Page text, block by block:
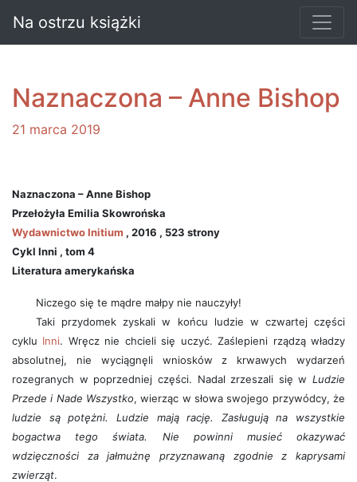
Na ostrzu książki
Naznaczona – Anne Bishop
21 marca 2019
Naznaczona – Anne Bishop
Przełożyła Emilia Skowrońska
Wydawnictwo Initium , 2016 , 523 strony
Cykl Inni , tom 4
Literatura amerykańska
Niczego się te mądre małpy nie nauczyły!
Taki przydomek zyskali w końcu ludzie w czwartej części
cyklu Inni. Wręcz nie chcieli się uczyć. Zaślepieni rządzą władzy
absolutnej, nie wyciągnęli wniosków z krwawych wydarzeń
rozegranych w poprzedniej części. Nadal zrzeszali się w Ludzie
Przede i Nade Wszystko, wierząc w słowa swojego przywódcy, że
ludzie są potężni. Ludzie mają rację. Zasługują na wszystkie
bogactwa tego świata. Nie powinni musieć okazywać
wdzięczności za jałmużnę przyznawaną zgodnie z kaprysami
zwierząt.